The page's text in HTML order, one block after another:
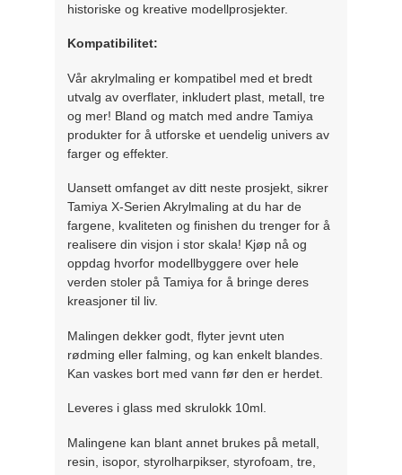
historiske og kreative modellprosjekter.
Kompatibilitet:
Vår akrylmaling er kompatibel med et bredt
utvalg av overflater, inkludert plast, metall, tre
og mer! Bland og match med andre Tamiya
produkter for å utforske et uendelig univers av
farger og effekter.
Uansett omfanget av ditt neste prosjekt, sikrer
Tamiya X-Serien Akrylmaling at du har de
fargene, kvaliteten og finishen du trenger for å
realisere din visjon i stor skala! Kjøp nå og
oppdag hvorfor modellbyggere over hele
verden stoler på Tamiya for å bringe deres
kreasjoner til liv.
Malingen dekker godt, flyter jevnt uten
rødming eller falming, og kan enkelt blandes.
Kan vaskes bort med vann før den er herdet.
Leveres i glass med skrulokk 10ml.
Malingene kan blant annet brukes på metall,
resin, isopor, styrolharpikser, styrofoam, tre,